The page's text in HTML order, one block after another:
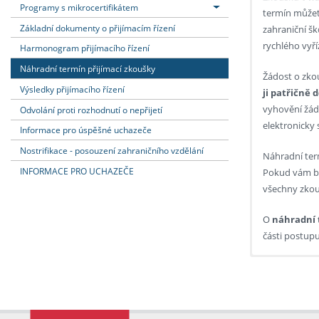
Programy s mikrocertifikátem
Základní dokumenty o přijímacím řízení
Harmonogram přijímacího řízení
Náhradní termín přijímací zkoušky
Výsledky přijímacího řízení
Odvolání proti rozhodnutí o nepřijetí
Informace pro úspěšné uchazeče
Nostrifikace - posouzení zahraničního vzdělání
INFORMACE PRO UCHAZEČE
termín
zahraniční
rychlého
Žádost o
ji patřičně
vyhovění
elektronicky
Náhradní
Pokud vám
všechny
O náhradní
části
atp.)